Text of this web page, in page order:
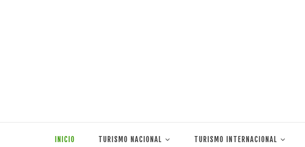
INICIO TURISMO NACIONAL TURISMO INTERNACIONAL